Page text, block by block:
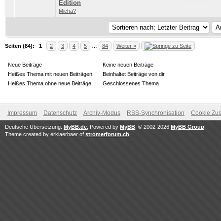
Edition
Micha?
0 Bewertung(en) - 0 von 5 durchschnittlich
Seiten (84): 1 2 3 4 5 84 Weiter »
Neue Beiträge
Heißes Thema mit neuen Beiträgen
Heißes Thema ohne neue Beiträge
Keine neuen Beiträge
Beinhaltet Beiträge von dir
Geschlossenes Thema
Impressum Datenschutz Archiv-Modus RSS-Synchronisation Cookie
Deutsche Übersetzung: MyBB.de , Powered by MyBB , © 2002-2026 MyBB Group
Theme created by erklaerbaer of stromerforum.ch